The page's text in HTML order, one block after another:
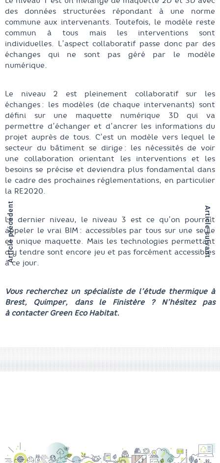
des données structurées répondant à une norme
commune aux intervenants. Toutefois, le modèle reste
commun à tous mais les interventions sont
individuelles. L’aspect collaboratif passe donc par des
échanges qui ne sont pas géré par le modèle
numérique.
Le niveau 2 est pleinement collaboratif sur les
échanges : les modèles (de chaque intervenants) sont
défini sur une maquette numérique 3D qui va
permettre d’échanger et d’ancrer les informations du
projet auprès de tous. C’est un modèle vers lequel le
secteur du bâtiment se dirige : les nécessités de voir
une collaboration orientant les interventions et les
besoins se précise et deviendra plus fondamental dans
le cadre des prochaines réglementations, en particulier
la RE2020.
Le dernier niveau, le niveau 3 est ce qu’on pourrait
appeler levrai BIM : accessibles par tous sur une seule
et unique maquette. Mais les technologies permettant
d’y tendre sont encore jeu et pas forcément accessibles
à ce jour.
Vous recherchez un spécialiste de l’étude thermique à
Brest, Quimper, dans le Finistère ? N’hésitez pas
à contacter Green Eco Habitat.
Article précédent Article suivant